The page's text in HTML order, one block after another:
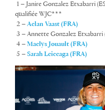
1 – Janire Gonzalez Etxabarri
qualifiée WJC***
2 – Aelan Vaast (FRA)
3 – Annette Gonzalez Etxabarri
4 – Maelys Jouault (FRA)
5 – Sarah Leiceaga (FRA)